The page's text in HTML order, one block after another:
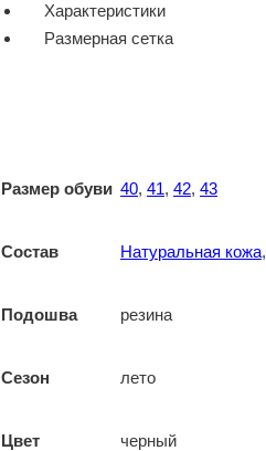
Характеристики
Размерная сетка
Размер обуви 40, 41, 42, 43
Состав Натуральная кожа,
Подошва резина
Сезон лето
Цвет черный